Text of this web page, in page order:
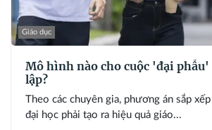
Giáo dục
Mô hình nào cho cuộc 'đại phẫu'
lập?
Theo các chuyên gia, phương án sắp
đại học phải tạo ra hiệu quả giáo...